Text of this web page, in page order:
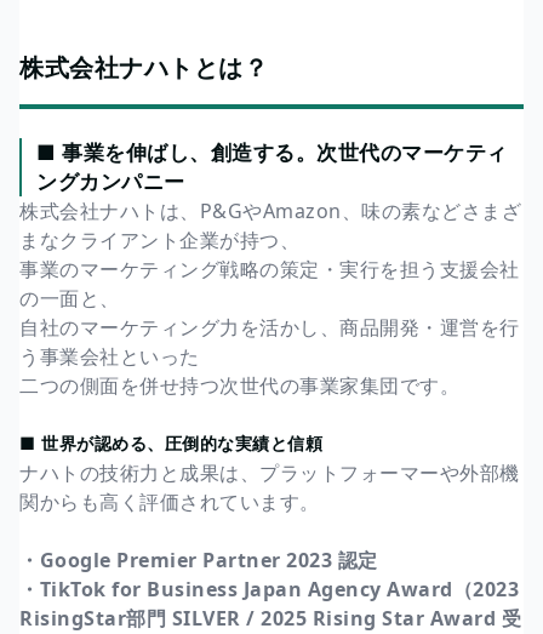
株式会社ナハトとは？
■ 事業を伸ばし、創造する。次世代のマーケティ
ングカンパニー
株式会社ナハトは、P&GやAmazon、味の素などさまざ
まなクライアント企業が持つ、
事業のマーケティング戦略の策定・実行を担う支援会社
の一面と、
自社のマーケティング力を活かし、商品開発・運営を行
う事業会社といった
二つの側面を併せ持つ次世代の事業家集団です。
■ 世界が認める、圧倒的な実績と信頼
ナハトの技術力と成果は、プラットフォーマーや外部機
関からも高く評価されています。
・Google Premier Partner 2023 認定
・TikTok for Business Japan Agency Award（2023
RisingStar部門 SILVER / 2025 Rising Star Award 受